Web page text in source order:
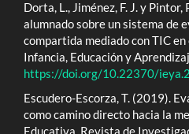
Dorta, L., Jiménez, F. J. y
alumnado sobre un sistema de
compartida mediado con TIC
Infancia, Educación y
https://doi.org/10.22370/
Escudero-Escorza, T. (2019).
como camino directo hacia la
Educativa. Revista de